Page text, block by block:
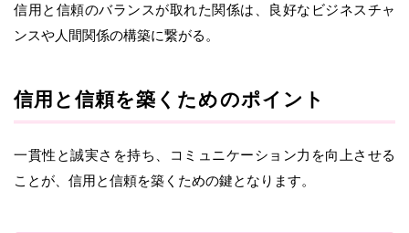
信用と信頼のバランスが取れた関係は、良好なビジネスチャ
ンスや人間関係の構築に繋がる。
信用と信頼を築くためのポイント
一貫性と誠実さを持ち、コミュニケーション力を向上させる
ことが、信用と信頼を築くための鍵となります。